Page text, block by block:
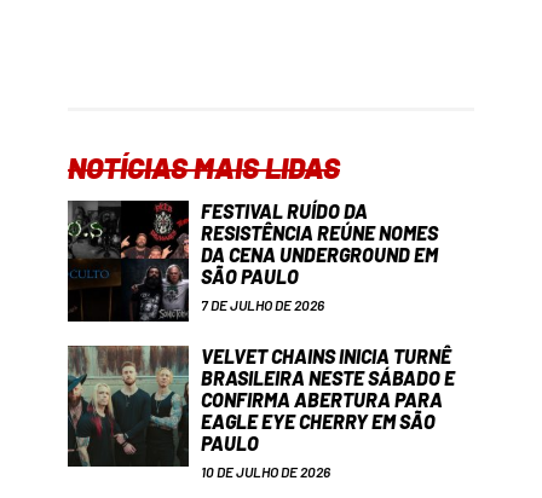
NOTÍCIAS MAIS LIDAS
FESTIVAL RUÍDO DA
RESISTÊNCIA REÚNE NOMES
DA CENA UNDERGROUND EM
SÃO PAULO
7 DE JULHO DE 2026
VELVET CHAINS INICIA TURNÊ
BRASILEIRA NESTE SÁBADO E
CONFIRMA ABERTURA PARA
EAGLE EYE CHERRY EM SÃO
PAULO
10 DE JULHO DE 2026